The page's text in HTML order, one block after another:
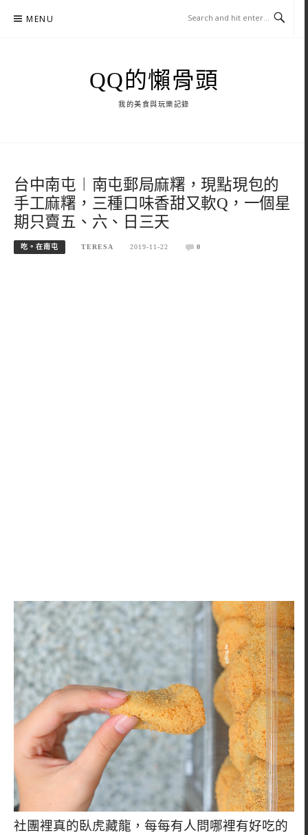
MENU
QQ的懶骨頭
我的美食與玩樂記錄
台中南屯︱南屯郵局麻糬，現點現包的
手工麻糬，三種口味香甜又軟Q，一個星
期只賣五、六、日三天
吃。在南屯 TERESA 2019-11-22 0
社團裡真的臥虎藏龍，每每有人問哪裡有好吃的